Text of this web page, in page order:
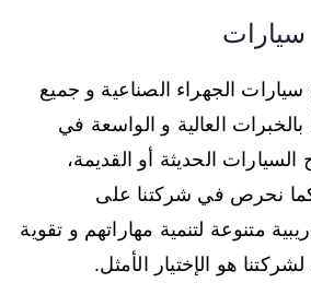
الجهراء الصناعية و جميع
العالية و الواسعة في
الحديثة أو القديمة،
كما نحرص في شركتنا على
متنوعة لتنمية مهاراتهم و تقوية
هو الإختيار الأمثل.